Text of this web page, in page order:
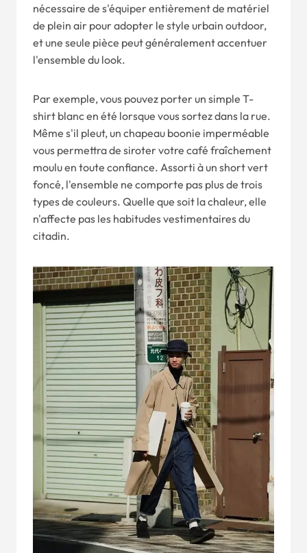
nécessaire de s'équiper entièrement de matériel
de plein air pour adopter le style urbain outdoor,
et une seule pièce peut généralement accentuer
l'ensemble du look.
Par exemple, vous pouvez porter un simple T-
shirt blanc en été lorsque vous sortez dans la rue.
Même s'il pleut, un chapeau boonie imperméable
vous permettra de siroter votre café fraîchement
moulu en toute confiance. Assorti à un short vert
foncé, l'ensemble ne comporte pas plus de trois
types de couleurs. Quelle que soit la chaleur, elle
n'affecte pas les habitudes vestimentaires du
citadin.